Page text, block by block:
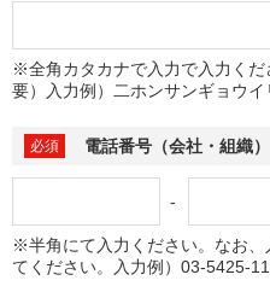
※全角カタカナで入力で入力く
要）入力例）二ホンサンギョウ
電話番号（会社・組織）
-
※半角にて入力ください。なお
てください。入力例）03-5425-